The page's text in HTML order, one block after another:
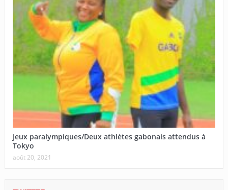
Jeux paralympiques/Deux athlètes gabonais attendus à
Tokyo
août 20, 2021